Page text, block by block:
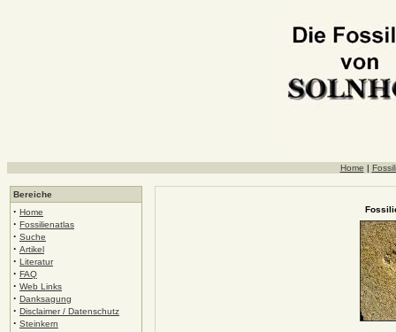
Home |
Bereiche
· Home
· Fossilienatlas
· Suche
· Artikel
· Literatur
· FAQ
· Web Links
· Danksagung
· Disclaimer / Datenschutz
· Steinkern